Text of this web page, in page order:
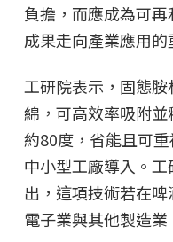
負擔，而應成為可
成果走向產業應用的
工研院表示，固態
綿，可高效率吸附
約80度，省能且可
中小型工廠導入。
出，這項技術若在
電子業與其他製造